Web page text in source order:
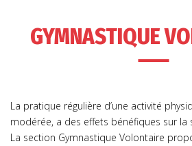
GYMNASTIQUE
La pratique régulière d’une activité
modérée, a des effets bénéfiques sur la
La section Gymnastique Volontaire